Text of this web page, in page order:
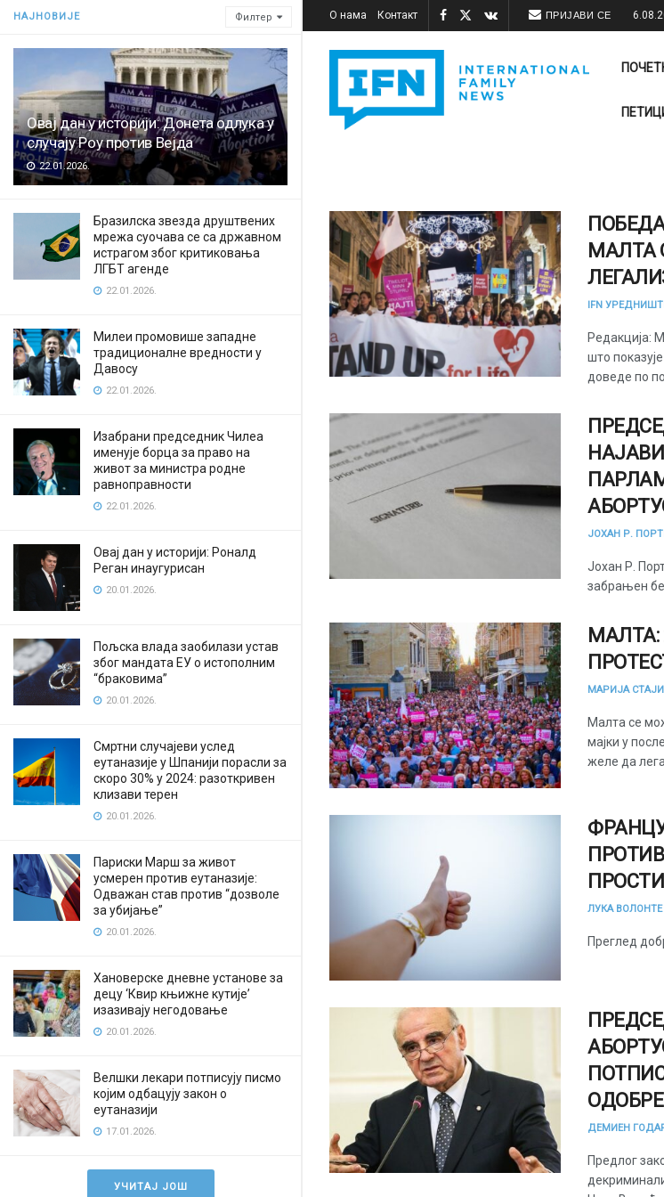
НАЈНОВИЈЕ Филтер
Овај дан у историји: Донета одлука у
случају Роу против Вејда
22.01.2026.
Бразилска звезда друштвених
мрежа суочава се са државном
истрагом због критиковања
ЛГБТ агенде
22.01.2026.
Милеи промовише западне
традиционалне вредности у
Давосу
22.01.2026.
Изабрани председник Чилеа
именује борца за право на
живот за министра родне
равноправности
22.01.2026.
Овај дан у историји: Роналд
Реган инаугурисан
20.01.2026.
Пољска влада заобилази устав
због мандата ЕУ о истополним
“браковима”
20.01.2026.
Смртни случајеви услед
еутаназије у Шпанији порасли за
скоро 30% у 2024: разоткривен
клизави терен
20.01.2026.
Париски Марш за живот
усмерен против еутаназије:
Одважан став против “дозволе
за убијање”
20.01.2026.
Хановерске дневне установе за
децу ‘Квир књижне кутије’
изазивају негодовање
20.01.2026.
Велшки лекари потписују писмо
којим одбацују закон о
еутаназији
17.01.2026.
УЧИТАЈ ЈОШ
О нама Контакт ПРИЈАВИ СЕ
МАЛТА
IFN
Редакција:
што
доведе по
ЈОХАН Р.
Јохан Р.
забрањен
МАЛТА:
МАРИЈА
Малта се
мајки у
желе да
ЛУКА ВОЛОНТЕ
Преглед
ДЕМИЕН
Предлог